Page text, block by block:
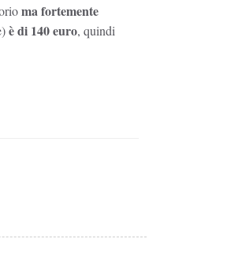
ma fortemente
è di 140 euro, quindi